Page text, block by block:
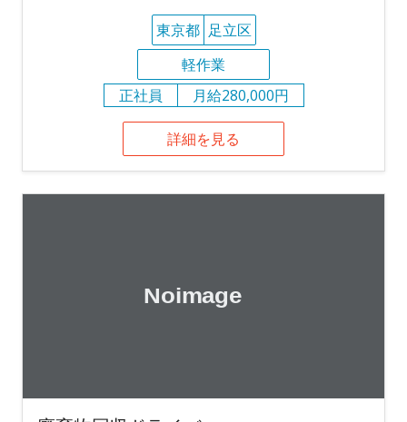
東京都 足立区
軽作業
正社員
月給280,000円
詳細を見る